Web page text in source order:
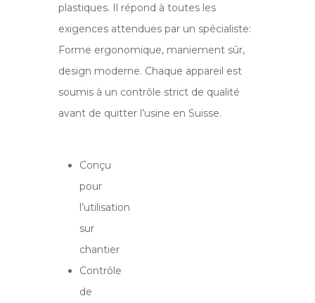
plastiques. Il répond à toutes les
exigences attendues par un spécialiste:
Forme ergonomique, maniement sûr,
design moderne. Chaque appareil est
soumis à un contrôle strict de qualité
avant de quitter l’usine en Suisse.
Conçu
pour
l’utilisation
sur
chantier
Contrôle
de